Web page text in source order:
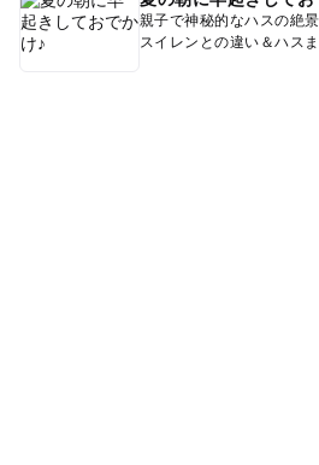
親子で神秘的なハスの絶
スイレンとの違い＆ハス